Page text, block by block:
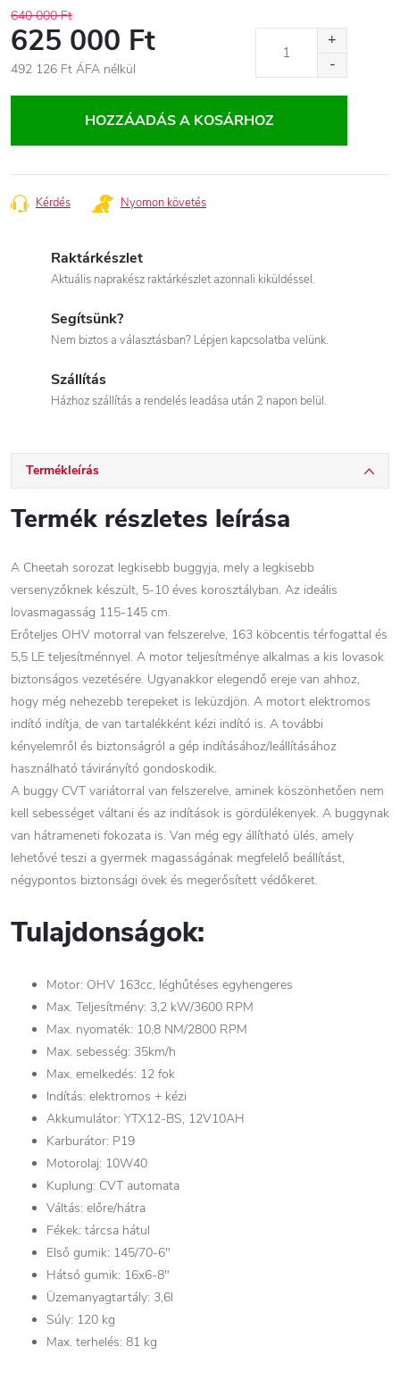
640 000 Ft
625 000 Ft
492 126 Ft ÁFA nélkül
HOZZÁADÁS A KOSÁRHOZ
Kérdés Nyomon követés
Raktárkészlet
Aktuális naprakész raktárkészlet azonnali kiküldéssel.
Segítsünk?
Nem biztos a választásban? Lépjen kapcsolatba velünk.
Szállítás
Házhoz szállítás a rendelés leadása után 2 napon belül.
Termékleírás
Termék részletes leírása
A Cheetah sorozat legkisebb buggyja, mely a legkisebb
versenyzőknek készült, 5-10 éves korosztályban. Az ideális
lovasmagasság 115-145 cm.
Erőteljes OHV motorral van felszerelve, 163 köbcentis térfogattal és
5,5 LE teljesítménnyel. A motor teljesítménye alkalmas a kis lovasok
biztonságos vezetésére. Ugyanakkor elegendő ereje van ahhoz,
hogy még nehezebb terepeket is leküzdjön. A motort elektromos
indító indítja, de van tartalékként kézi indító is. A további
kényelemről és biztonságról a gép indításához/leállításához
használható távirányító gondoskodik.
A buggy CVT variátorral van felszerelve, aminek köszönhetően nem
kell sebességet váltani és az indítások is gördülékenyek. A buggynak
van hátrameneti fokozata is. Van még egy állítható ülés, amely
lehetővé teszi a gyermek magasságának megfelelő beállítást,
négypontos biztonsági övek és megerősített védőkeret.
Tulajdonságok:
Motor: OHV 163cc, léghűtéses egyhengeres
Max. Teljesítmény: 3,2 kW/3600 RPM
Max. nyomaték: 10,8 NM/2800 RPM
Max. sebesség: 35km/h
Max. emelkedés: 12 fok
Indítás: elektromos + kézi
Akkumulátor: YTX12-BS, 12V10AH
Karburátor: P19
Motorolaj: 10W40
Kuplung: CVT automata
Váltás: előre/hátra
Fékek: tárcsa hátul
Első gumik: 145/70-6"
Hátsó gumik: 16x6-8"
Üzemanyagtartály: 3,6l
Súly: 120 kg
Max. terhelés: 81 kg